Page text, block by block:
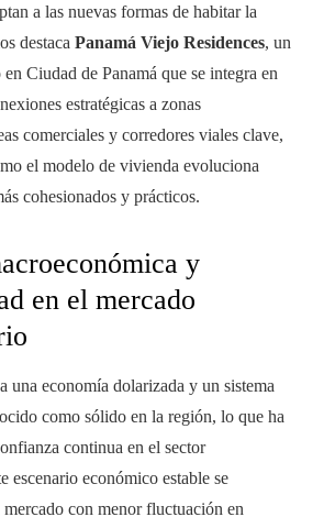
a las nuevas formas de habitar la
destaca Panamá Viejo Residences, un
Ciudad de Panamá que se integra en
estratégicas a zonas
comerciales y corredores viales clave,
el modelo de vivienda evoluciona
cohesionados y prácticos.
y
en el mercado
una economía dolarizada y un sistema
como sólido en la región, lo que ha
continua en el sector
escenario económico estable se
con menor fluctuación en